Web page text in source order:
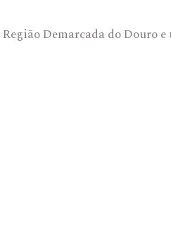
Demarcada do Douro